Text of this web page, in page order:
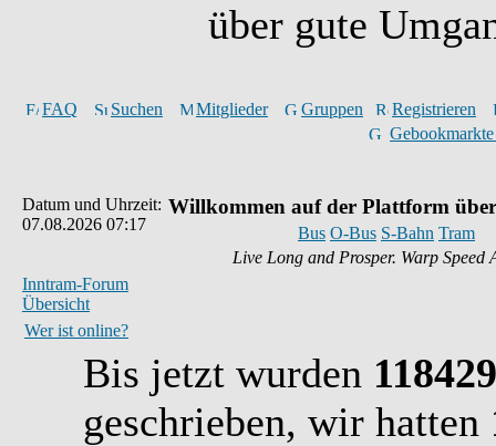
über gute
FAQ Suchen Mitglieder Gruppen
Registrieren
Datum und Uhrzeit:
07.08.2026 07:17
Inntram-Forum
Übersicht
Willkommen auf der Plattform
Bus O-Bus S-Bahn Tram
Live Long and Prosper. Warp Speed
Wer ist online?
Bis jetzt wurden 118429
geschrieben, wir hatten